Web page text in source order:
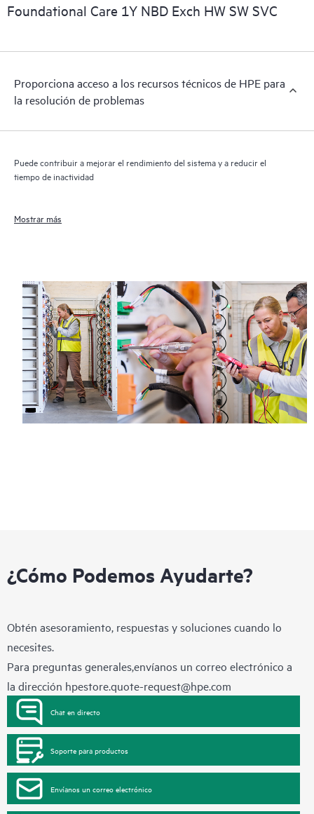
Foundational Care 1Y NBD Exch HW SW SVC
Proporciona acceso a los recursos técnicos de HPE para
la resolución de problemas
Puede contribuir a mejorar el rendimiento del sistema y a reducir el
tiempo de inactividad
Mostrar más
¿Cómo Podemos Ayudarte?
Obtén asesoramiento, respuestas y soluciones cuando lo
necesites.
Para preguntas generales,envíanos un correo electrónico a
la dirección hpestore.quote-request@hpe.com
Chat en directo
Soporte para productos
Envíanos un correo electrónico